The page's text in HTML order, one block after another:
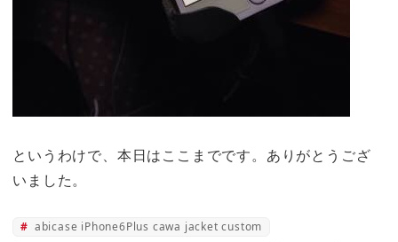
というわけで、本日はここまでです。ありがとうござ
いました。
abicase iPhone6Plus cawa jacket custom